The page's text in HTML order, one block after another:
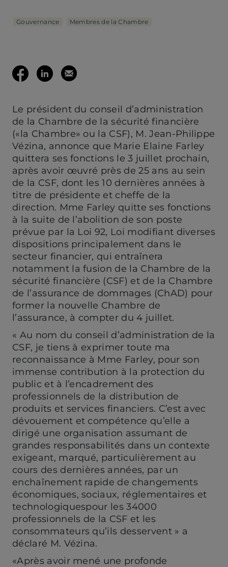
Gouvernance Membres de la Chambre
Partager
sur
Facebook
(ouvre
dans
un
nouvel
onglet)
Partager
sur
LinkedIn
(ouvre
dans
un
nouvel
onglet)
Envoyer
cette
page
par
mail
(ouvre votre
Le président du conseil d’administration
de la Chambre de la sécurité financière
(«la Chambre» ou la CSF), M. Jean-Philippe
Vézina, annonce que Marie Elaine Farley
quittera ses fonctions le 3 juillet prochain,
après avoir œuvré près de 25 ans au sein
de la CSF, dont les 10 dernières années à
titre de présidente et cheffe de la
direction. Mme Farley quitte ses fonctions
à la suite de l’abolition de son poste
prévue par la Loi 92, Loi modifiant diverses
dispositions principalement dans le
secteur financier, qui entraînera
notamment la fusion de la Chambre de la
sécurité financière (CSF) et de la Chambre
de l’assurance de dommages (ChAD) pour
former la nouvelle Chambre de
l’assurance, à compter du 4 juillet.
« Au nom du conseil d’administration de la
CSF, je tiens à exprimer toute ma
reconnaissance à Mme Farley, pour son
immense contribution à la protection du
public et à l’encadrement des
professionnels de la distribution de
produits et services financiers. C’est avec
dévouement et compétence qu’elle a
dirigé une organisation assumant de
grandes responsabilités dans un contexte
exigeant, marqué, particulièrement au
cours des dernières années, par un
enchaînement rapide de changements
économiques, sociaux, réglementaires et
technologiquespour les 34000
professionnels de la CSF et les
consommateurs qu’ils desservent » a
déclaré M. Vézina.
«Après avoir mené une profonde